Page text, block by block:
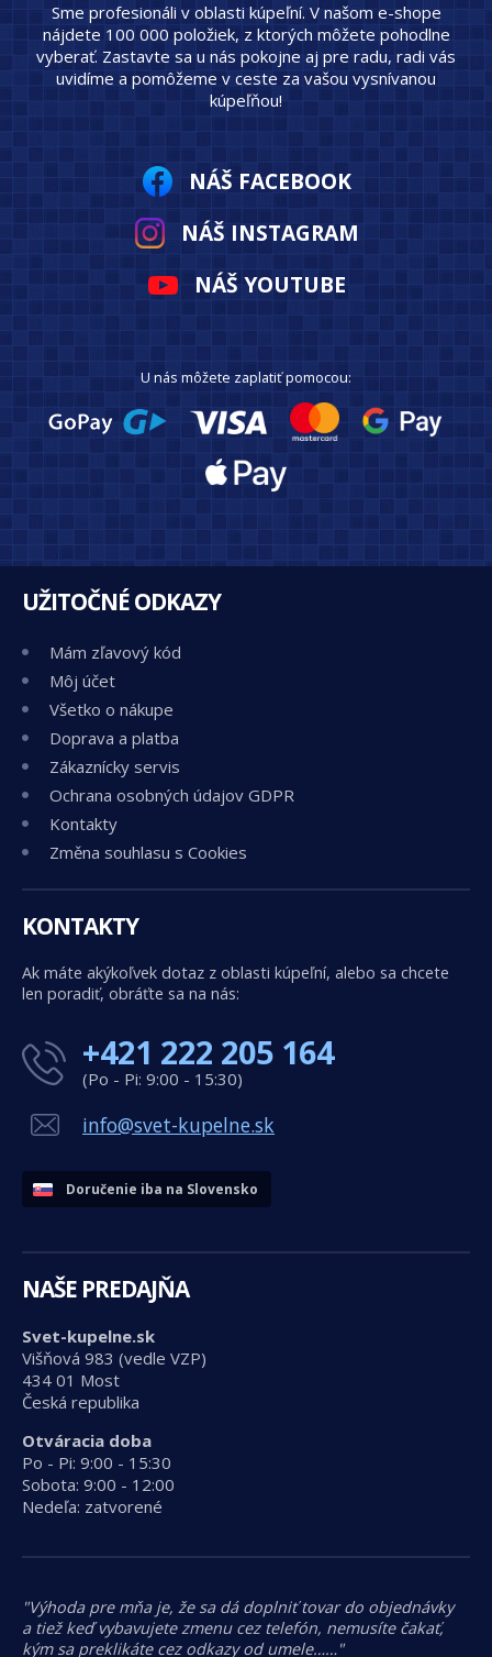
Sme profesionáli v oblasti kúpeľní. V našom e-shope
nájdete 100 000 položiek, z ktorých môžete pohodlne
vyberať. Zastavte sa u nás pokojne aj pre radu, radi vás
uvidíme a pomôžeme v ceste za vašou vysnívanou
kúpeľňou!
NÁŠ FACEBOOK
NÁŠ INSTAGRAM
NÁŠ YOUTUBE
U nás môžete zaplatiť pomocou:
UŽITOČNÉ ODKAZY
Mám zľavový kód
Môj účet
Všetko o nákupe
Doprava a platba
Zákaznícky servis
Ochrana osobných údajov GDPR
Kontakty
Změna souhlasu s Cookies
KONTAKTY
Ak máte akýkoľvek dotaz z oblasti kúpeľní, alebo sa chcete
len poradiť, obráťte sa na nás:
+421 222 205 164
(Po - Pi: 9:00 - 15:30)
info@svet-kupelne.sk
Doručenie iba na Slovensko
NAŠE PREDAJŇA
Svet-kupelne.sk
Višňová 983 (vedle VZP)
434 01 Most
Česká republika
Otváracia doba
Po - Pi: 9:00 - 15:30
Sobota: 9:00 - 12:00
Nedeľa: zatvorené
"Výhoda pre mňa je, že sa dá doplniť tovar do objednávky
a tiež keď vybavujete zmenu cez telefón, nemusíte čakať,
kým sa preklikáte cez odkazy od umele……"